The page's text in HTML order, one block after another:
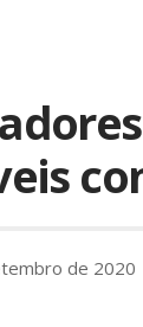
de 2020